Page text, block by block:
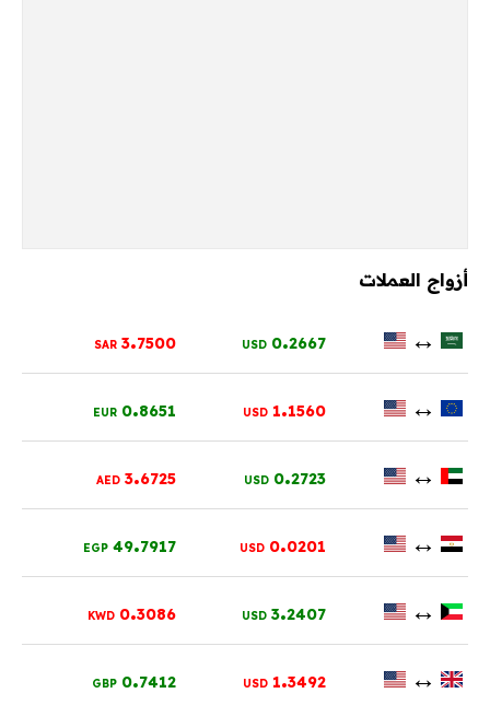
أزواج العملات
↔
0.2667
USD
3.7500
SAR
↔
1.1560
USD
0.8651
EUR
↔
0.2723
USD
3.6725
AED
↔
0.0201
USD
49.7917
EGP
↔
3.2407
USD
0.3086
KWD
↔
1.3492
USD
0.7412
GBP